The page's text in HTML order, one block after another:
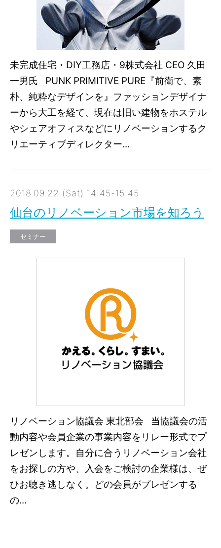
未完成住宅・DIY工務店・9株式会社 CEO 久田
一男氏 PUNK PRIMITIVE PURE『前衛で、素
朴、純粋なデザインを』ファッションデザイナ
ーから大工を経て、現在は旧い建物をホステル
やシェアオフィスなどにリノベーションするク
リエーティブディレクター...
2018.09.22 (Sat) 14:45-15:45
仙台のリノベーション市場を知ろう
セミナー
リノベーション協議会 東北部会 当協議会の活
動内容や会員企業の事業内容をリレー形式でプ
レゼンします。自分に合うリノベーション会社
をお探しの方や、入会をご検討の企業様は、ぜ
ひお聴き逃しなく。どの会員がプレゼンする
の...